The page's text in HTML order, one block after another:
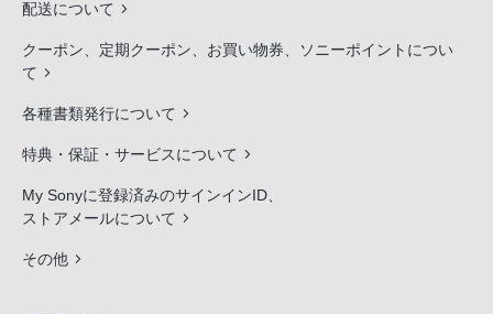
配送について
クーポン、定期クーポン、お買い物券、ソニーポイントについ
て
各種書類発行について
特典・保証・サービスについて
My Sonyに登録済みのサインインID、
ストアメールについて
その他